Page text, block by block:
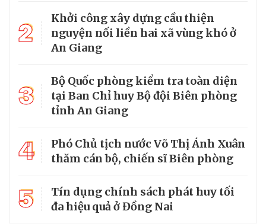
2
Khởi công xây dựng cầu thiện
nguyện nối liền hai xã vùng khó ở
An Giang
3
Bộ Quốc phòng kiểm tra toàn diện
tại Ban Chỉ huy Bộ đội Biên phòng
tỉnh An Giang
4
Phó Chủ tịch nước Võ Thị Ánh Xuân
thăm cán bộ, chiến sĩ Biên phòng
5
Tín dụng chính sách phát huy tối
đa hiệu quả ở Đồng Nai